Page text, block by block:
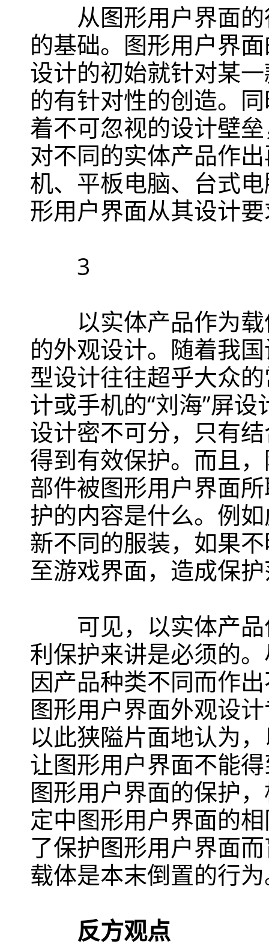
从图形用户界面的
的基础。图形用户界
设计的初始就针对某
的有针对性的创造。
着不可忽视的设计壁
对不同的实体产品作
机、平板电脑、台式
形用户界面从其设计
3
以实体产品作为载
的外观设计。随着我
型设计往往超乎大众
计或手机的“刘海”屏设
设计密不可分，只有
得到有效保护。而且
部件被图形用户界面
护的内容是什么。例
新不同的服装，如果
至游戏界面，造成保
可见，以实体产品
利保护来讲是必须的
因产品种类不同而作
图形用户界面外观设
以此狭隘片面地认为
让图形用户界面不能
图形用户界面的保护
定中图形用户界面的
了保护图形用户界面
载体是本末倒置的行
反方观点